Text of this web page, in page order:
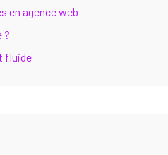
en agence web
?
fluide